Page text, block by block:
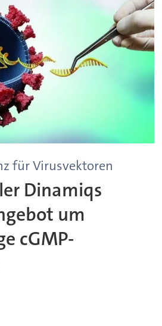
für Virusvektoren
Dinamiqs
um
cGMP-